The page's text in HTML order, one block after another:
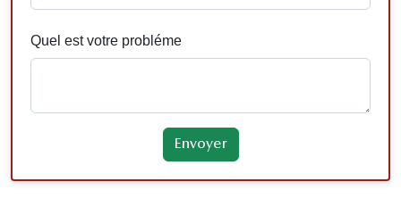
Quel est votre probléme